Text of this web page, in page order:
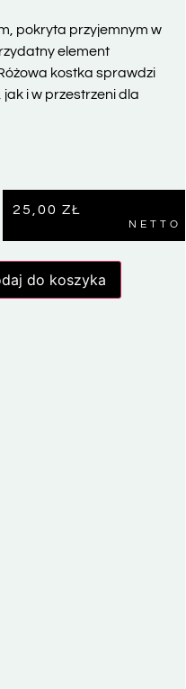
pokryta przyjemnym w
element
kostka sprawdzi
i w przestrzeni dla
25,00 ZŁ
NETTO
do koszyka